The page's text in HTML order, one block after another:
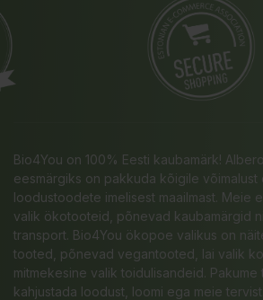
Bio4You on 100% Eesti kaubamärk!
eesmärgiks on pakkuda kõigile võimalust
loodustoodete imelisest maailmast. Meie
valik ökotooteid, põnevad kaubamärgid
transport. Bio4You ökopoe valikus on
tooted, põnevad vegantooted, lai valik
mitmekesine valik toidulisandeid. Pakume
kahjustada loodust, loomi ega meie